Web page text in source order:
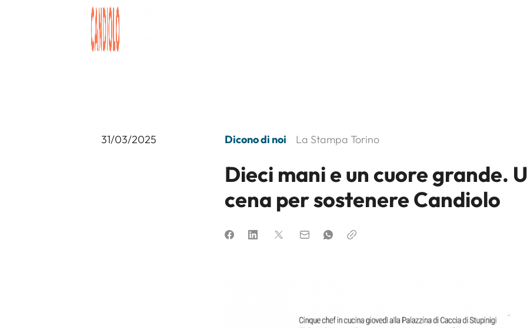
31/03/2025 Dicono di noi La Stampa Torino
Dieci mani e un cuore grande.
cena per sostenere Candiolo